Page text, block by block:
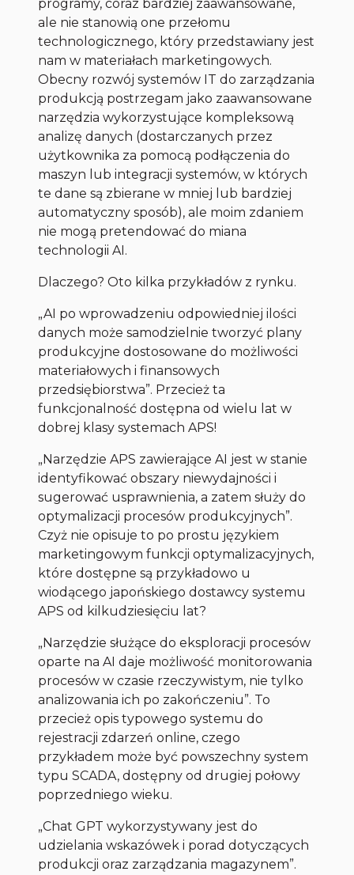
programy, coraz bardziej zaawansowane,
ale nie stanowią one przełomu
technologicznego, który przedstawiany jest
nam w materiałach marketingowych.
Obecny rozwój systemów IT do zarządzania
produkcją postrzegam jako zaawansowane
narzędzia wykorzystujące kompleksową
analizę danych (dostarczanych przez
użytkownika za pomocą podłączenia do
maszyn lub integracji systemów, w których
te dane są zbierane w mniej lub bardziej
automatyczny sposób), ale moim zdaniem
nie mogą pretendować do miana
technologii AI.
Dlaczego? Oto kilka przykładów z rynku.
„AI po wprowadzeniu odpowiedniej ilości
danych może samodzielnie tworzyć plany
produkcyjne dostosowane do możliwości
materiałowych i finansowych
przedsiębiorstwa”. Przecież ta
funkcjonalność dostępna od wielu lat w
dobrej klasy systemach APS!
„Narzędzie APS zawierające AI jest w stanie
identyfikować obszary niewydajności i
sugerować usprawnienia, a zatem służy do
optymalizacji procesów produkcyjnych”.
Czyż nie opisuje to po prostu językiem
marketingowym funkcji optymalizacyjnych,
które dostępne są przykładowo u
wiodącego japońskiego dostawcy systemu
APS od kilkudziesięciu lat?
„Narzędzie służące do eksploracji procesów
oparte na AI daje możliwość monitorowania
procesów w czasie rzeczywistym, nie tylko
analizowania ich po zakończeniu”. To
przecież opis typowego systemu do
rejestracji zdarzeń online, czego
przykładem może być powszechny system
typu SCADA, dostępny od drugiej połowy
poprzedniego wieku.
„Chat GPT wykorzystywany jest do
udzielania wskazówek i porad dotyczących
produkcji oraz zarządzania magazynem”.